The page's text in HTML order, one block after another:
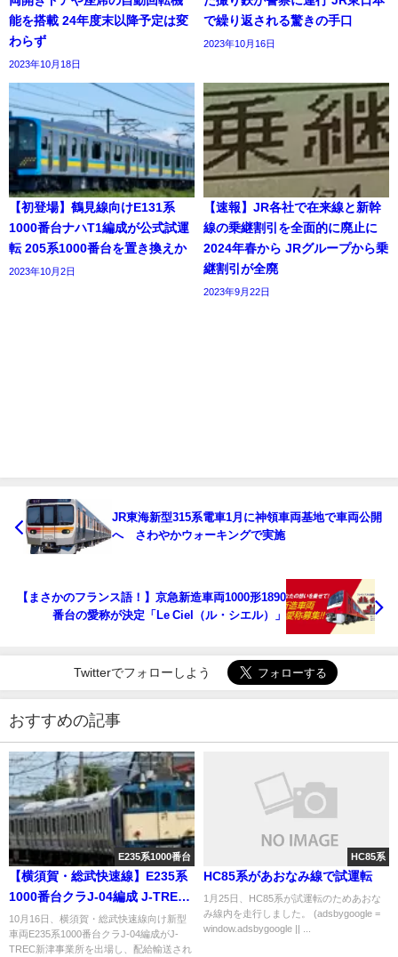
能を搭載 24年度末以降予定は変
わらず
2023年10月18日
で繰り返される驚きの手口
2023年10月16日
【初登場】鶴見線向けE131系
1000番台ナハT1編成が公式試運
転 205系1000番台を置き換えか
2023年10月2日
【速報】JR各社で在来線と新幹
線の乗継割引を全面的に廃止に
2024年春から JRグループから乗
継割引が全廃
2023年9月22日
JR東海新型315系電車1月に神領車両基地で車両公開
へ さわやかウォーキングで実施
【まさかのフランス語！】京急新造車両1000形1890
番台の愛称が決定「Le Ciel（ル・シエル）」
Twitterでフォローしよう
おすすめの記事
E235系1000番台
【横須賀・総武快速線】E235系
1000番台クラJ-04編成 J-TREC
新津出場配給
10月16日、横須賀・総武快速線向け新型
車両E235系1000番台クラJ-04編成がJ-
TREC新津事業所を出場し、配給輸送され
HC85系
HC85系があおなみ線で試運転
1月25日、HC85系が試運転のためあおな
み線内を走行しました。 (adsbygoogle =
window.adsbygoogle || ...